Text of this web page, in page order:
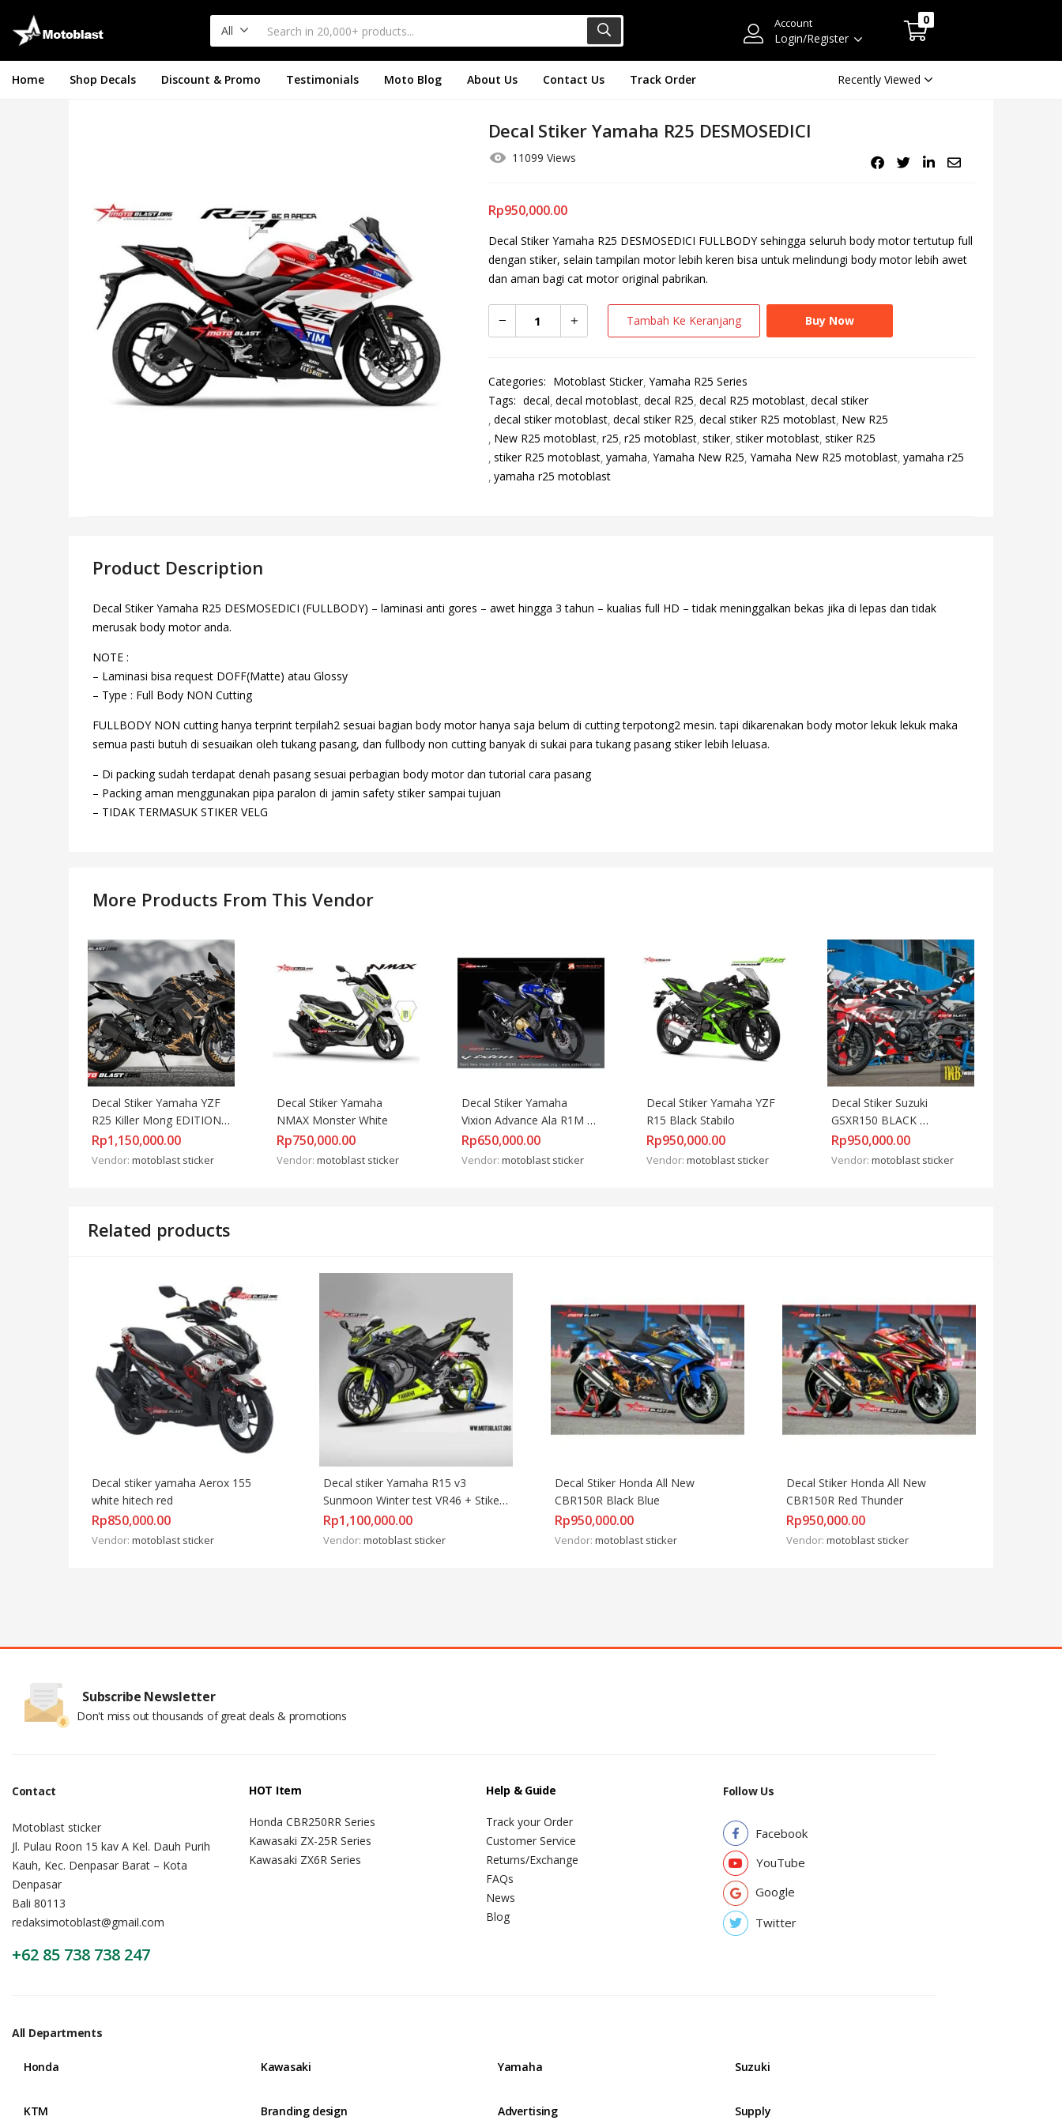
All
Account
Login/Register
0
Home Shop Decals Discount & Promo Testimonials Moto Blog About Us Contact Us Track Order Recently Viewed
Decal Stiker Yamaha R25 DESMOSEDICI
11099 Views
Rp950,000.00
Decal Stiker Yamaha R25 DESMOSEDICI FULLBODY sehingga seluruh body motor tertutup full
dengan stiker, selain tampilan motor lebih keren bisa untuk melindungi body motor lebih awet
dan aman bagi cat motor original pabrikan.
Tambah Ke Keranjang Buy Now
Categories: Motoblast Sticker Yamaha R25 Series
Tags: decal decal motoblast decal R25 decal R25 motoblast decal stiker
decal stiker motoblast decal stiker R25 decal stiker R25 motoblast New R25
New R25 motoblast r25 r25 motoblast stiker stiker motoblast stiker R25
stiker R25 motoblast yamaha Yamaha New R25 Yamaha New R25 motoblast yamaha r25
yamaha r25 motoblast
Product Description
Decal Stiker Yamaha R25 DESMOSEDICI (FULLBODY) – laminasi anti gores – awet hingga 3 tahun – kualias full HD – tidak meninggalkan bekas jika di lepas dan tidak
merusak body motor anda.
NOTE :
– Laminasi bisa request DOFF(Matte) atau Glossy
– Type : Full Body NON Cutting
FULLBODY NON cutting hanya terprint terpilah2 sesuai bagian body motor hanya saja belum di cutting terpotong2 mesin. tapi dikarenakan body motor lekuk lekuk maka
semua pasti butuh di sesuaikan oleh tukang pasang, dan fullbody non cutting banyak di sukai para tukang pasang stiker lebih leluasa.
– Di packing sudah terdapat denah pasang sesuai perbagian body motor dan tutorial cara pasang
– Packing aman menggunakan pipa paralon di jamin safety stiker sampai tujuan
– TIDAK TERMASUK STIKER VELG
More Products From This Vendor
Decal Stiker Yamaha YZF
R25 Killer Mong EDITION
PLUS STIKER VELG
Rp1,150,000.00
Vendor: motoblast sticker
Decal Stiker Yamaha
NMAX Monster White
Rp750,000.00
Vendor: motoblast sticker
Decal Stiker Yamaha
Vixion Advance Ala R1M
WSBK
Rp650,000.00
Vendor: motoblast sticker
Decal Stiker Yamaha YZF
R15 Black Stabilo
Rp950,000.00
Vendor: motoblast sticker
Decal Stiker Suzuki
GSXR150 BLACK
Chamouflage RED
FULLBODY
Rp950,000.00
Vendor: motoblast sticker
Related products
Decal stiker yamaha Aerox 155
white hitech red
Rp850,000.00
Vendor: motoblast sticker
Decal stiker Yamaha R15 v3
Sunmoon Winter test VR46 + Stiker
velg
Rp1,100,000.00
Vendor: motoblast sticker
Decal Stiker Honda All New
CBR150R Black Blue
Rp950,000.00
Vendor: motoblast sticker
Decal Stiker Honda All New
CBR150R Red Thunder
Rp950,000.00
Vendor: motoblast sticker
Subscribe Newsletter
Don't miss out thousands of great deals & promotions
Contact
Motoblast sticker
Jl. Pulau Roon 15 kav A Kel. Dauh Purih
Kauh, Kec. Denpasar Barat – Kota
Denpasar
Bali 80113
redaksimotoblast@gmail.com
+62 85 738 738 247
HOT Item
Honda CBR250RR Series
Kawasaki ZX-25R Series
Kawasaki ZX6R Series
Help & Guide
Track your Order
Customer Service
Returns/Exchange
FAQs
News
Blog
Follow Us
Facebook
YouTube
Google
Twitter
All Departments
Honda Kawasaki Yamaha Suzuki
KTM Branding design Advertising Supply